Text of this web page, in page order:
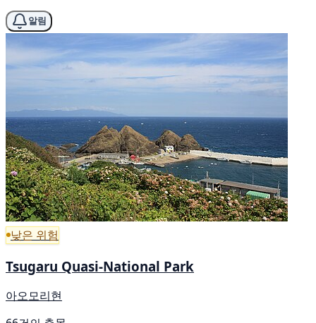
알림
낮은 위험
Tsugaru Quasi-National Park
아오모리현